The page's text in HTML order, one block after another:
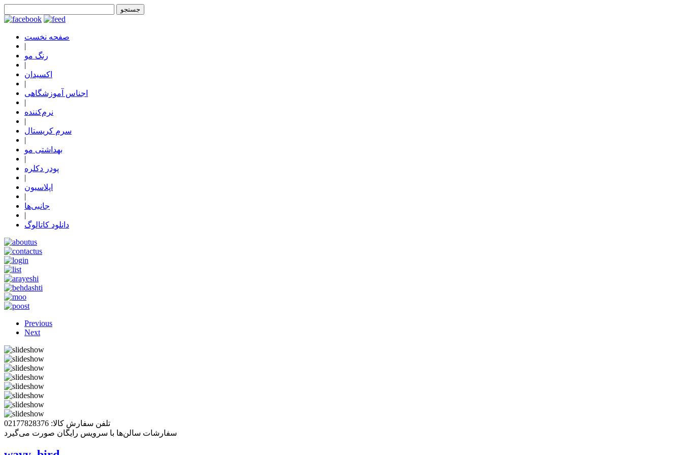
صفحه نخست
|
رنگ مو
|
اکسیدان
|
اجناس آموزشگاهی
|
نرم‌کننده
|
سرم کریستال
|
بهداشتی مو
|
پودر دکلره
|
اپلاسیون
|
جانبی‌ها
|
دانلود کاتالوگ
Previous
Next
تلفن سفارش کالا: 02177828376
سفارشات سالن‌ها با سرویس رایگان صورت می‌گیرد